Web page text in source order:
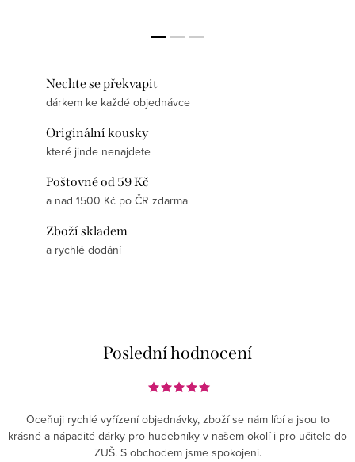
Nechte se překvapit
dárkem ke každé objednávce
Originální kousky
které jinde nenajdete
Poštovné od 59 Kč
a nad 1500 Kč po ČR zdarma
Zboží skladem
a rychlé dodání
Poslední hodnocení
Oceňuji rychlé vyřízení objednávky, zboží se nám líbí a jsou to
krásné a nápadité dárky pro hudebníky v našem okolí i pro učitele do
ZUŠ. S obchodem jsme spokojeni.